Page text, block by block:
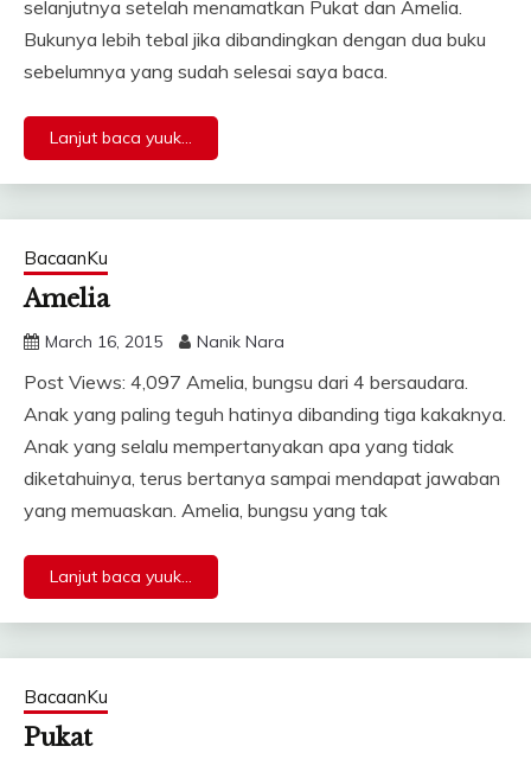
selanjutnya setelah menamatkan Pukat dan Amelia.
Bukunya lebih tebal jika dibandingkan dengan dua buku
sebelumnya yang sudah selesai saya baca.
Lanjut baca yuuk...
BacaanKu
Amelia
March 16, 2015 Nanik Nara
Post Views: 4,097 Amelia, bungsu dari 4 bersaudara.
Anak yang paling teguh hatinya dibanding tiga kakaknya.
Anak yang selalu mempertanyakan apa yang tidak
diketahuinya, terus bertanya sampai mendapat jawaban
yang memuaskan. Amelia, bungsu yang tak
Lanjut baca yuuk...
BacaanKu
Pukat